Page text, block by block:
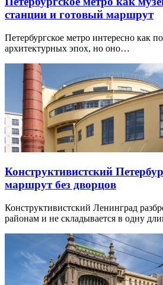
станции и готовый маршрут
Петербургское метро интересно как
архитектурных эпох, но оно…
Конструктивистский
маршрут без дворцов
Конструктивистский Ленинград
районам и не складывается в одну